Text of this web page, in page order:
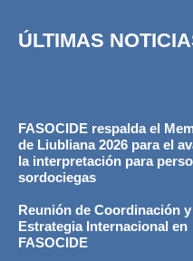
ÚLTIMAS
FASOCIDE respalda el
de Liubliana 2026 para el
la interpretación para
sordociegas
Reunión de Coordinación y
Estrategia Internacional en
FASOCIDE